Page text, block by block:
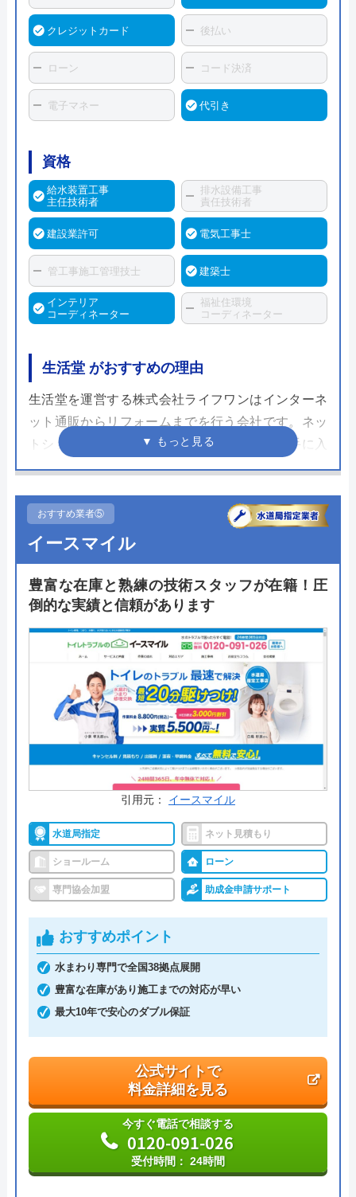
クレジットカード 後払い
ローン コード決済
電子マネー 代引き
資格
給水装置工事
主任技術者
排水設備工事
責任技術者
建設業許可 電気工事士
管工事施工管理技士 建築士
インテリア
コーディネーター
福祉住環境
コーディネーター
生活堂 がおすすめの理由
生活堂を運営する株式会社ライフワンはインターネ
ット通販からリフォームまでを行う会社です。ネッ
トショップ特有の入荷数によって商品を安く手に入
れることができるため、お得にトイレのリフォーム
出張料無料で見積もりやリフォーム工事を依頼でき
る点も見逃せません。
TOTOリモデルクラブやLIXILリフォームネットなど
のメーカー団体にも加入しており、無料で延長でき
社保証による手厚いアフターサポートも実現してい
公式サイトで
料金詳細を見る
生活堂 の基本情報
代表者 坂本貴志
創業・設立 ―
東京都新宿区西新宿2-7-1 新宿第一生
おすすめ業者⑤
イースマイル
豊富な在庫と熟練の技術スタッフが在籍！圧
倒的な実績と信頼があります
引用元： イースマイル
水道局指定 ネット見積もり
ショールーム ローン
専門協会加盟 助成金申請サポート
おすすめポイント
水まわり専門で全国38拠点展開
豊富な在庫があり施工までの対応が早い
最大10年で安心のダブル保証
公式サイトで
料金詳細を見る
今すぐ電話で相談する
0120-091-026
受付時間： 24時間